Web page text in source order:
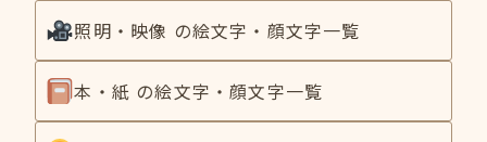
照明・映像 の絵文字・顔文字一覧
本・紙 の絵文字・顔文字一覧